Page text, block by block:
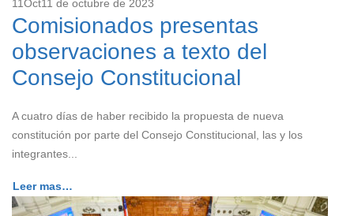
11Oct11 de octubre de 2023
Comisionados presentas
observaciones a texto del
Consejo Constitucional
A cuatro días de haber recibido la propuesta de nueva
constitución por parte del Consejo Constitucional, las y los
integrantes...
Leer mas…